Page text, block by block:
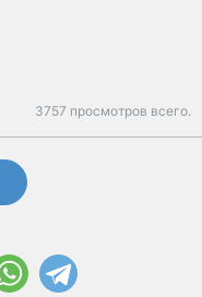
3757 просмотров всего.